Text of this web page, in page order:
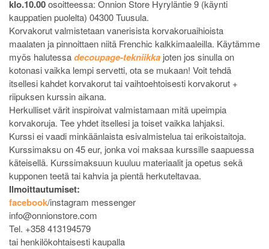
klo.10.00osoitteessa: Onnion Store Hyryläntie 9 (käynti
kauppatien puolelta) 04300 Tuusula.
Korvakorut valmistetaan vanerisista korvakoruaihioista
maalaten ja pinnoittaen niitä Frenchic kalkkimaaleilla. Käytämme
myös halutessadecoupage-tekniikka joten jos sinulla on
kotonasi vaikka lempi servetti, ota se mukaan! Voit tehdä
itsellesi kahdet korvakorut tai vaihtoehtoisesti korvakorut +
riipuksen kurssin aikana.
Herkulliset värit inspiroivat valmistamaan mitä upeimpia
korvakoruja. Tee yhdet itsellesi ja toiset vaikka lahjaksi.
Kurssi ei vaadi minkäänlaista esivalmistelua tai erikoistaitoja.
Kurssimaksu on 45 eur, jonka voi maksaa kurssille saapuessa
käteisellä. Kurssimaksuun kuuluu materiaalit ja opetus sekä
kupponen teetä tai kahvia ja pientä herkuteltavaa.
Ilmoittautumiset:
facebook/instagram messenger
info@onnionstore.com
Tel. +358 413194579
tai henkilökohtaisesti kaupalla